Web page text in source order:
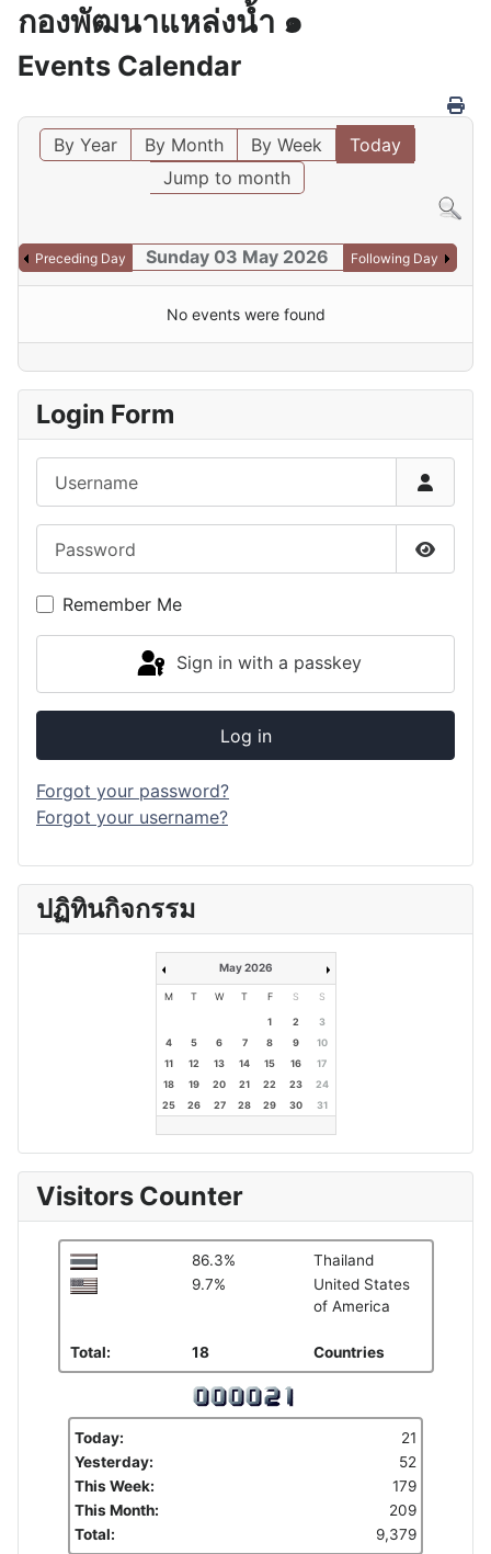
กองพัฒนาแหล่งน้ำ ๑
Events Calendar
By Year By Month By Week
Today
Jump to month
Preceding Day Sunday 03 May 2026 Following Day
No events were found
Login Form
Show
Remember Me
Sign in with a passkey
Log in
Forgot your password?
Forgot your username?
ปฏิทินกิจกรรม
May 2026
M T W T F S S
1 2
3
4
5 6 7 8 9
10
11
12 13 14 15 16
17
18
19 20 21 22 23
24
25
26 27 28 29 30 31
Visitors Counter
86.3%
Thailand
9.7%
United States
of America
Total: 18 Countries
Today:
21
Yesterday:
52
This Week:
179
This Month:
209
Total:
9,379